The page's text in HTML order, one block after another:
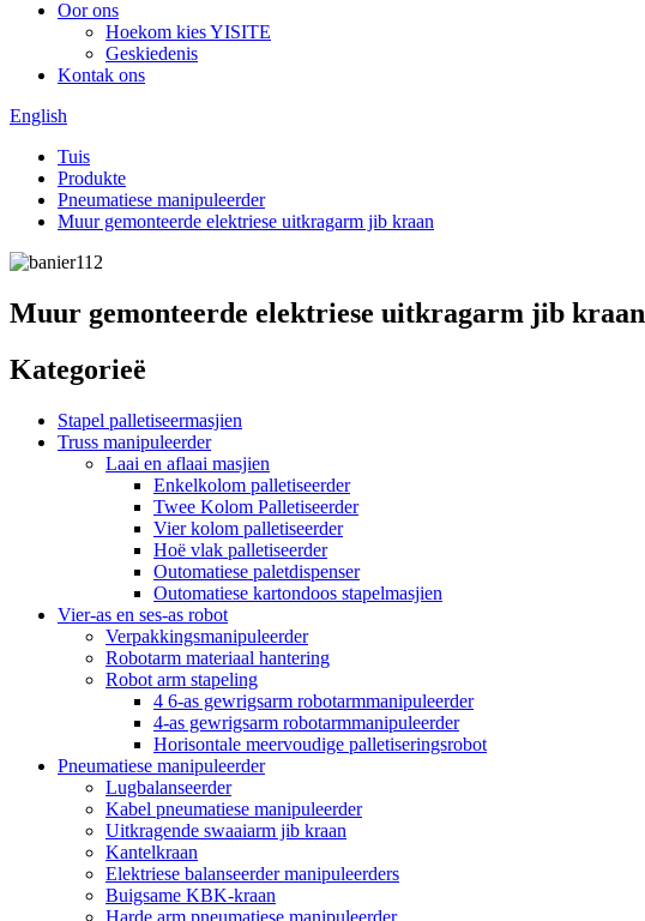
Oor ons
Hoekom kies YISITE
Geskiedenis
Kontak ons
English
Tuis
Produkte
Pneumatiese manipuleerder
Muur gemonteerde elektriese uitkragarm jib kraan
Muur gemonteerde elektriese uitkragarm jib kraan
Kategorieë
Stapel palletiseermasjien
Truss manipuleerder
Laai en aflaai masjien
Enkelkolom palletiseerder
Twee Kolom Palletiseerder
Vier kolom palletiseerder
Hoë vlak palletiseerder
Outomatiese paletdispenser
Outomatiese kartondoos stapelmasjien
Vier-as en ses-as robot
Verpakkingsmanipuleerder
Robotarm materiaal hantering
Robot arm stapeling
4 6-as gewrigsarm robotarmmanipuleerder
4-as gewrigsarm robotarmmanipuleerder
Horisontale meervoudige palletiseringsrobot
Pneumatiese manipuleerder
Lugbalanseerder
Kabel pneumatiese manipuleerder
Uitkragende swaaiarm jib kraan
Kantelkraan
Elektriese balanseerder manipuleerders
Buigsame KBK-kraan
Harde arm pneumatiese manipuleerder